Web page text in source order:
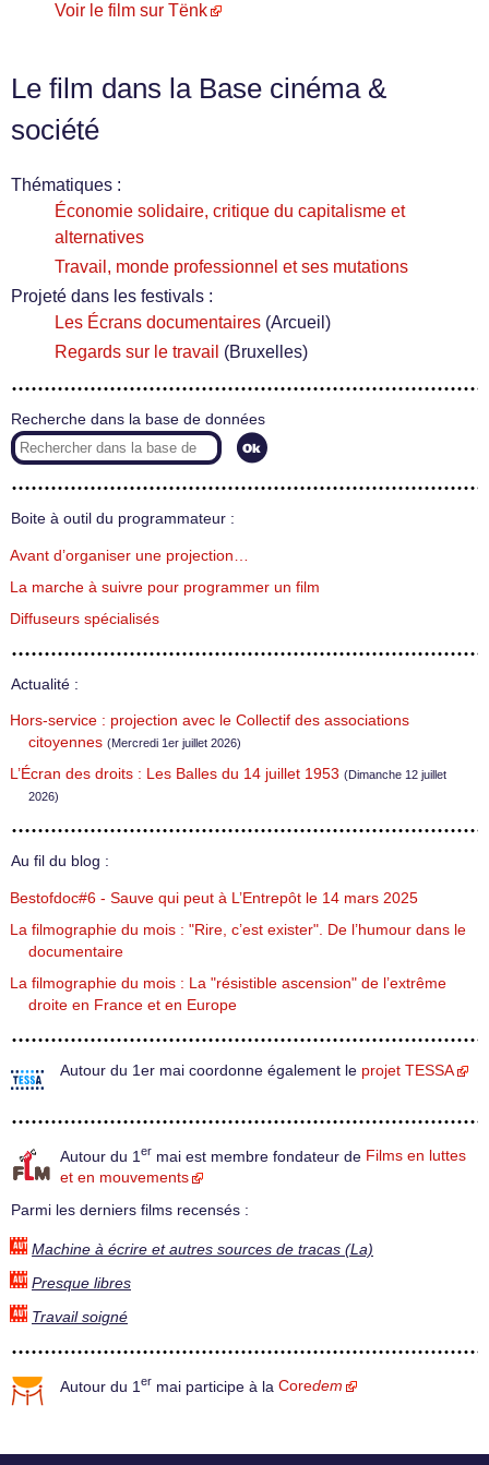
Voir le film sur Tënk
Le film dans la Base cinéma &
société
Thématiques :
Économie solidaire, critique du capitalisme et
alternatives
Travail, monde professionnel et ses mutations
Projeté dans les festivals :
Les Écrans documentaires (Arcueil)
Regards sur le travail (Bruxelles)
Recherche dans la base de données
Boite à outil du programmateur :
Avant d’organiser une projection…
La marche à suivre pour programmer un film
Diffuseurs spécialisés
Actualité :
Hors-service : projection avec le Collectif des associations
citoyennes (Mercredi 1er juillet 2026)
L’Écran des droits : Les Balles du 14 juillet 1953 (Dimanche 12 juillet
2026)
Au fil du blog :
Bestofdoc#6 - Sauve qui peut à L’Entrepôt le 14 mars 2025
La filmographie du mois : "Rire, c’est exister". De l’humour dans le
documentaire
La filmographie du mois : La "résistible ascension" de l’extrême
droite en France et en Europe
Autour du 1er mai coordonne également le projet TESSA
Autour du 1 er mai est membre fondateur de Films en luttes
et en mouvements
Parmi les derniers films recensés :
Machine à écrire et autres sources de tracas (La)
Presque libres
Travail soigné
Autour du 1 er mai participe à la Coredem